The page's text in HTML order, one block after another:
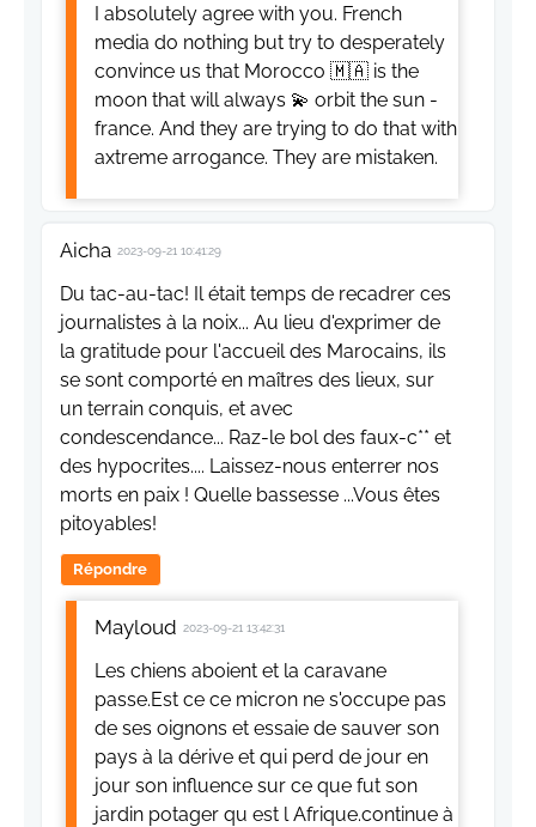
I absolutely agree with you. French
media do nothing but try to desperately
convince us that Morocco 🇲🇦 is the
moon that will always 💫 orbit the sun -
france. And they are trying to do that with
axtreme arrogance. They are mistaken.
Aicha 2023-09-21 10:41:29
Du tac-au-tac! Il était temps de recadrer ces
journalistes à la noix... Au lieu d'exprimer de
la gratitude pour l'accueil des Marocains, ils
se sont comporté en maîtres des lieux, sur
un terrain conquis, et avec
condescendance... Raz-le bol des faux-c** et
des hypocrites.... Laissez-nous enterrer nos
morts en paix ! Quelle bassesse ...Vous êtes
pitoyables!
Répondre
Mayloud 2023-09-21 13:42:31
Les chiens aboient et la caravane
passe.Est ce ce micron ne s'occupe pas
de ses oignons et essaie de sauver son
pays à la dérive et qui perd de jour en
jour son influence sur ce que fut son
jardin potager qu est l Afrique.continue à